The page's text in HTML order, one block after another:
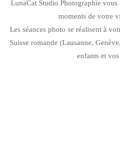
LunaCat Studio Photographie vous
moments de votre
Les séances photo se réalisent à
Suisse romande (Lausanne,
enfants et